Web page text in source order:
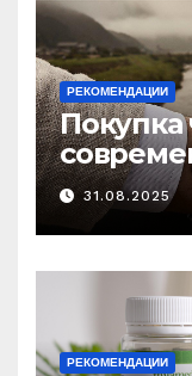
РЕКОМЕНДАЦИИ
Покупка
выбору
31.08.2025
РЕКОМЕНДАЦИИ